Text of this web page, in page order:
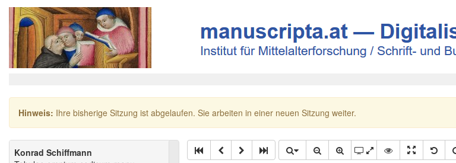
Hinweis: Ihre bisherige Sitzung ist abgelaufen. Sie arbeiten in einer neuen Sitzung weiter.
Konrad Schiffmann